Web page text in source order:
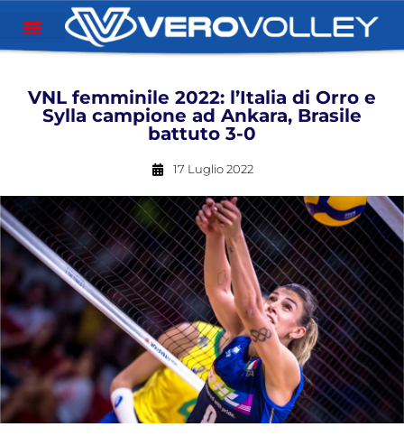
VNL femminile 2022: l’Italia di Orro e
Sylla campione ad Ankara, Brasile
battuto 3-0
17 Luglio 2022